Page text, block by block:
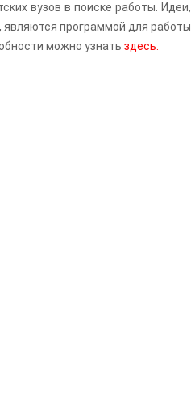
вузов в поиске работы. Идеи,
программой для работы
можно узнать здесь.